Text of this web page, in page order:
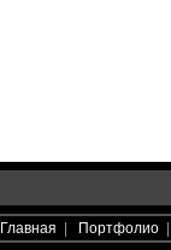
Главная Портфолио